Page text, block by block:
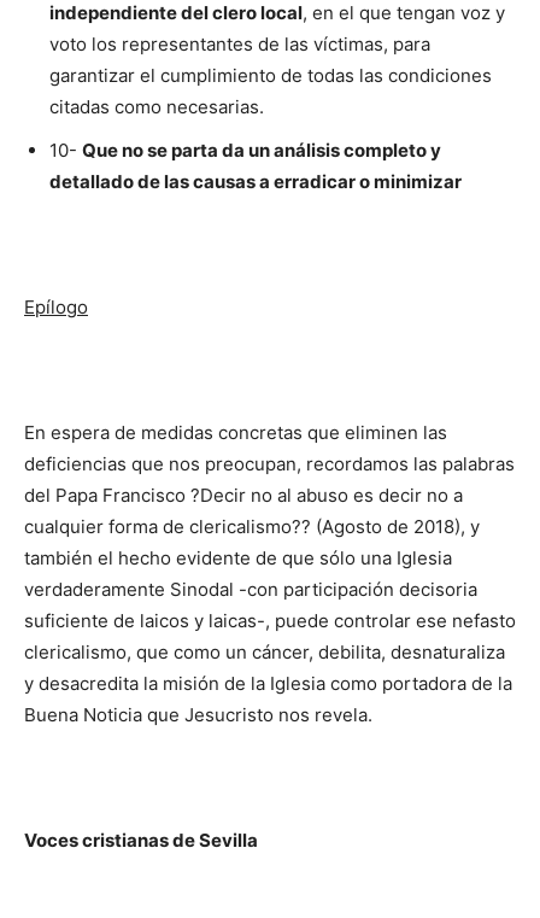
independiente del clero local, en el que tengan voz y
voto los representantes de las víctimas, para
garantizar el cumplimiento de todas las condiciones
citadas como necesarias.
10- Que no se parta da un análisis completo y
detallado de las causas a erradicar o minimizar
Epílogo
En espera de medidas concretas que eliminen las
deficiencias que nos preocupan, recordamos las palabras
del Papa Francisco ?Decir no al abuso es decir no a
cualquier forma de clericalismo?? (Agosto de 2018), y
también el hecho evidente de que sólo una Iglesia
verdaderamente Sinodal -con participación decisoria
suficiente de laicos y laicas-, puede controlar ese nefasto
clericalismo, que como un cáncer, debilita, desnaturaliza
y desacredita la misión de la Iglesia como portadora de la
Buena Noticia que Jesucristo nos revela.
Voces cristianas de Sevilla